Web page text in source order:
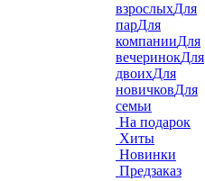
взрослыхДля
парДля
компанииДля
вечеринокДля
двоихДля
новичковДля
семьи
На подарок
Хиты
Новинки
Предзаказ